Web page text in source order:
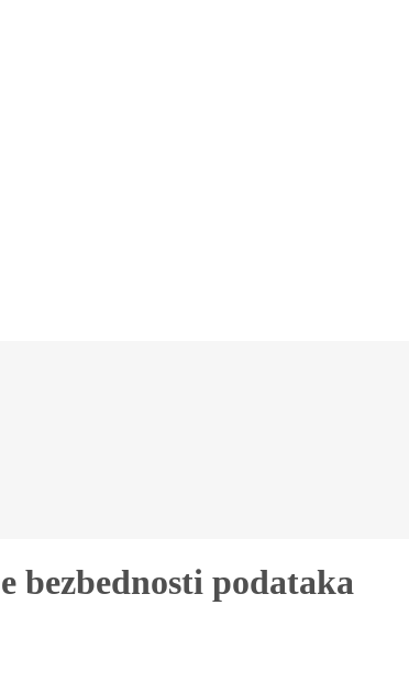
podataka